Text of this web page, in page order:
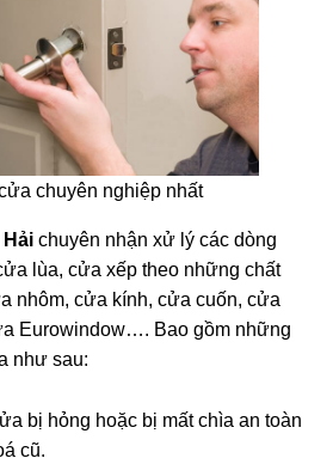
chuyên nghiệp nhất
Hải chuyên nhận xử lý các dòng
lùa, cửa xếp theo những chất
nhôm, cửa kính, cửa cuốn, cửa
Eurowindow…. Bao gồm những
như sau:
bị hỏng hoặc bị mất chìa an toàn
cũ.